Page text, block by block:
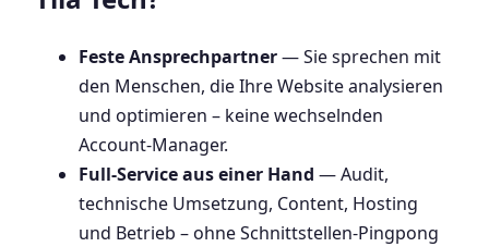
Feste Ansprechpartner— Sie sprechen mit
den Menschen, die Ihre Website analysieren
und optimieren – keine wechselnden
Account-Manager.
Full-Service aus einer Hand — Audit,
technische Umsetzung, Content, Hosting
und Betrieb – ohne Schnittstellen-Pingpong